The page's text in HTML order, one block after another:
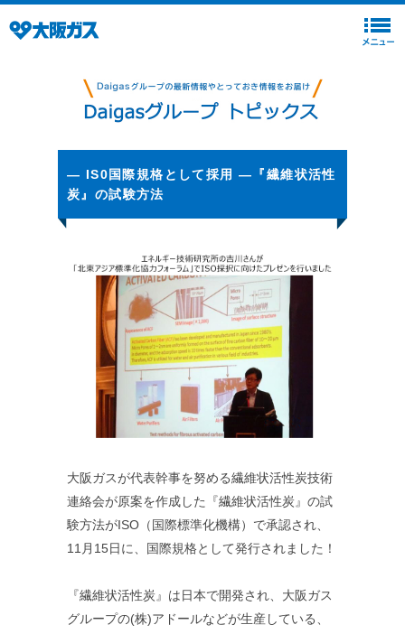
― IS0国際規格として採用 ―『繊維状活性
炭』の試験方法
大阪ガスが代表幹事を努める繊維状活性炭技術
連絡会が原案を作成した『繊維状活性炭』の試
験方法がISO（国際標準化機構）で承認され、
11月15日に、国際規格として発行されました！
『繊維状活性炭』は日本で開発され、大阪ガス
グループの(株)アドールなどが生産している、